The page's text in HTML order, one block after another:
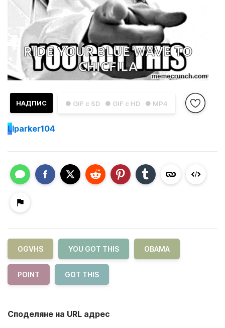
● GIF с SD ● GIF с HD ● MP4
НАДПИС
Llparker104
OGVHS YOU GOT THIS OBAMA
POINT GOT THIS
Споделяне на URL адрес